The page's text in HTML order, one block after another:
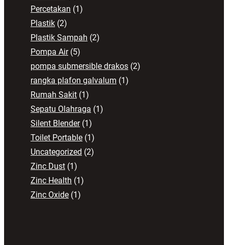
Percetakan (1)
Plastik (2)
Plastik Sampah (2)
Pompa Air(5)
pompa submersible drakos (2)
rangka plafon galvalum (1)
Rumah Sakit (1)
Sepatu Olahraga (1)
Silent Blender(1)
Toilet Portable (1)
Uncategorized (2)
Zinc Dust (1)
Zinc Health (1)
Zinc Oxide (1)